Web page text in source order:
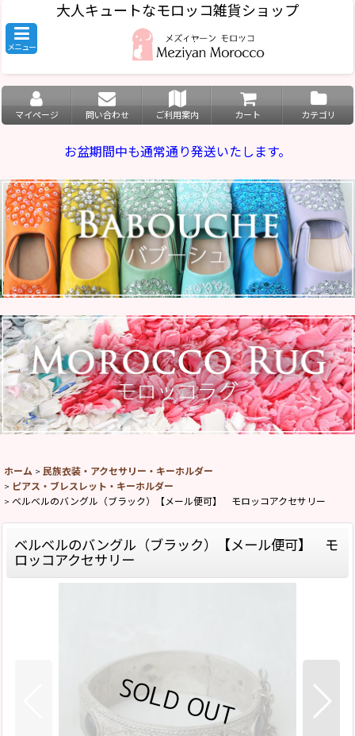
大人キュートなモロッコ雑貨ショップ
メニュー
マイページ 問い合わせ ご利用案内 カート カテゴリ
お盆期間中も通常通り発送いたします。
ホーム > 民族衣装・アクセサリー・キーホルダー
> ピアス・ブレスレット・キーホルダー
> ベルベルのバングル（ブラック）【メール便可】 モロッコアクセサリー
ベルベルのバングル（ブラック）【メール便可】 モ
ロッコアクセサリー